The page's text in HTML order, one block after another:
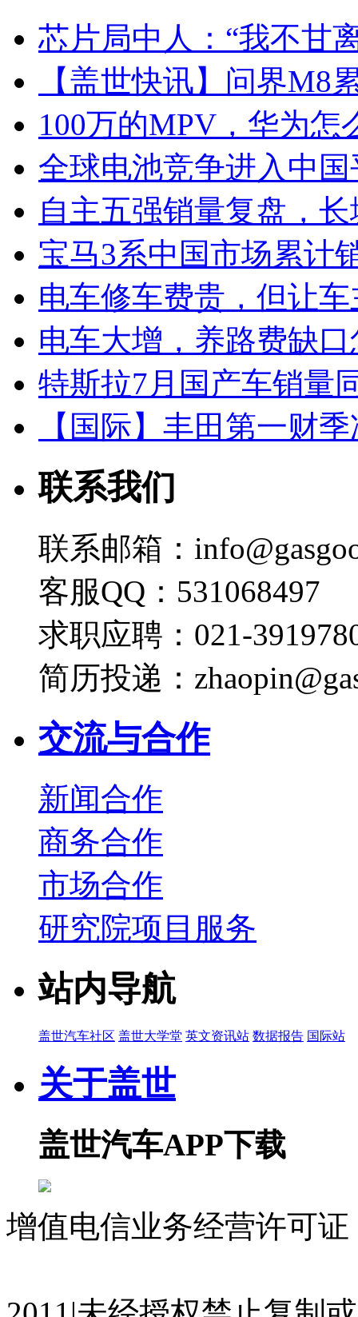
芯片局中人：“我不甘
【盖世快讯】问界M8
100万的MPV，华为怎
全球电池竞争进入中
自主五强销量复盘，
宝马3系中国市场累计
电车修车费贵，但让
电车大增，养路费缺
特斯拉7月国产车销量
【国际】丰田第一财
联系我们
联系邮箱：
客服QQ：531068497
求职应聘：021-
简历投递：
交流与合作
新闻合作
商务合作
市场合作
研究院项目服务
站内导航
盖世汽车社区 盖世大学堂 英文资讯站 数据报告 国际站
关于盖世
盖世汽车APP下载
增值电信业务经营许可